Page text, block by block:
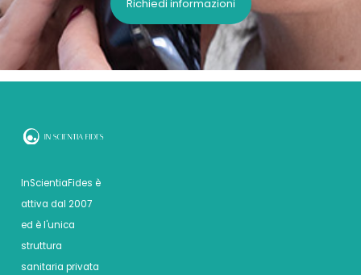
Richiedi informazioni
InScientiaFides è
attiva dal 2007
ed è l'unica
struttura
sanitaria privata